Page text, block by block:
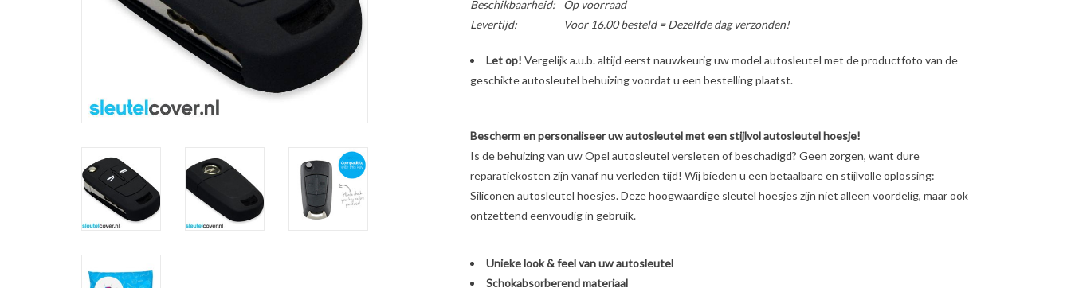
Beschikbaarheid:
Op voorraad
Levertijd:
Voor 16.00 besteld = Dezelfde dag verzonden!
Let op! Vergelijk a.u.b. altijd eerst nauwkeurig uw model autosleutel met de productfoto van de
geschikte autosleutel behuizing voordat u een bestelling plaatst.
Bescherm en personaliseer uw autosleutel met een stijlvol autosleutel hoesje!
Is de behuizing van uw Opel autosleutel versleten of beschadigd? Geen zorgen, want dure
reparatiekosten zijn vanaf nu verleden tijd! Wij bieden u een betaalbare en stijlvolle oplossing:
Siliconen autosleutel hoesjes. Deze hoogwaardige sleutel hoesjes zijn niet alleen voordelig, maar ook
ontzettend eenvoudig in gebruik.
Unieke look & feel van uw autosleutel
Schokabsorberend materiaal